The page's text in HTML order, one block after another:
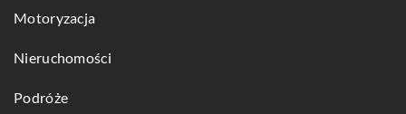
Motoryzacja
Nieruchomości
Podróże